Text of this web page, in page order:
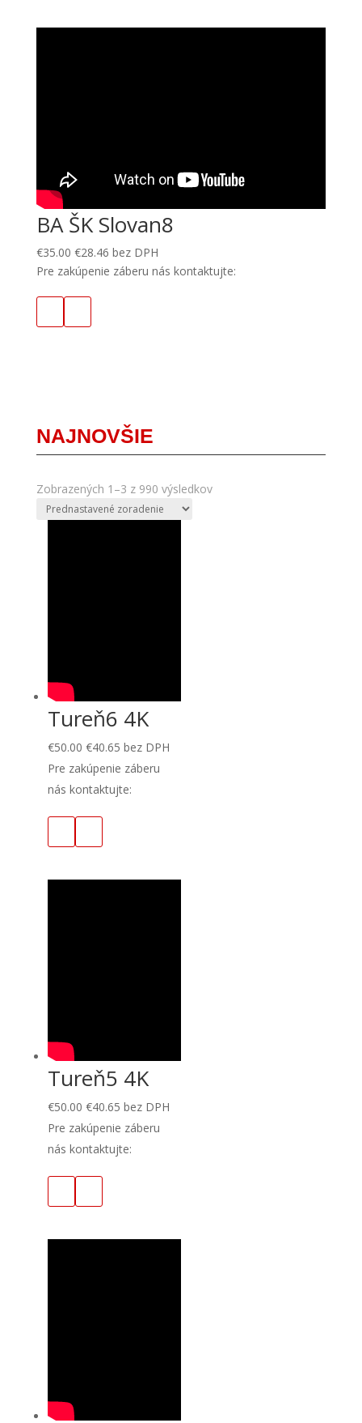
BA ŠK Slovan8
€35.00 €28.46 bez DPH
Pre zakúpenie záberu nás kontaktujte:
NAJNOVŠIE
Zobrazených 1–3 z 990 výsledkov
Tureň6 4K
€50.00 €40.65 bez DPH
Pre zakúpenie záberu
nás kontaktujte:
Tureň5 4K
€50.00 €40.65 bez DPH
Pre zakúpenie záberu
nás kontaktujte: